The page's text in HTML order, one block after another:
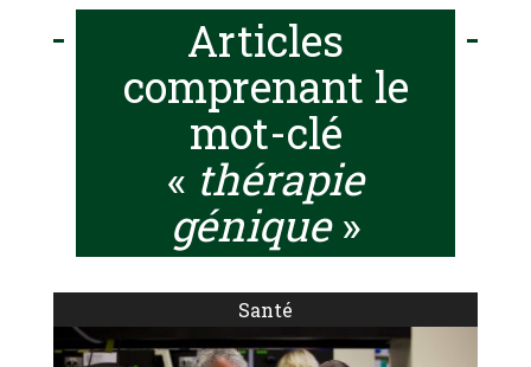
Articles
comprenant le
mot-clé
« thérapie
génique»
Santé